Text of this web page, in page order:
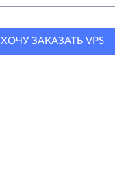
ЗАКАЗАТЬ VPS